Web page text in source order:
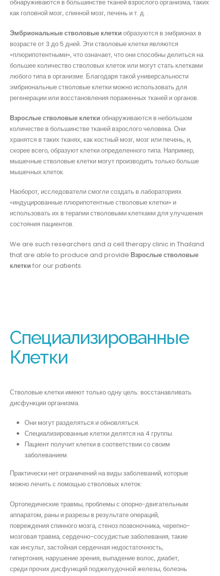
обнаруживаются в большинстве тканей взрослого организма, таких
как головной мозг, спинной мозг, печень и т. д. .
Эмбриональные стволовые клетки образуются в эмбрионах в
возрасте от 3 до 5 дней. Эти стволовые клетки являются
«плюрипотентными», что означает, что они способны делиться на
большее количество стволовых клеток или могут стать клетками
любого типа в организме. Благодаря такой универсальности
эмбриональные стволовые клетки можно использовать для
регенерации или восстановления пораженных тканей и органов.
Взрослые стволовые клетки обнаруживаются в небольшом
количестве в большинстве тканей взрослого человека. Они
хранятся в таких тканях, как костный мозг, мозг или печень, и,
скорее всего, образуют клетки определенного типа. Например,
мышечные стволовые клетки могут производить только больше
мышечных клеток.
Наоборот, исследователи смогли создать в лабораториях
«индуцированные плюрипотентные стволовые клетки» и
использовать их в терапии стволовыми клетками для улучшения
состояния пациентов.
We are such researchers and a cell therapy clinic in Thailand
that are able to produce and provide Взрослые стволовые
клетки for our patients.
Специализированные
Клетки
Стволовые клетки имеют только одну цель: восстанавливать
дисфункции организма.
Они могут разделяться и обновляться.
Специализированные клетки делятся на 4 группы.
Пациент получит клетки в соответствии со своим
заболеванием.
Практически нет ограничений на виды заболеваний, которые
можно лечить с помощью стволовых клеток:
Ортопедические травмы, проблемы с опорно-двигательным
аппаратом, раны и разрезы в результате операций,
повреждения спинного мозга, стеноз позвоночника, черепно-
мозговая травма, сердечно-сосудистые заболевания, такие
как инсульт, застойная сердечная недостаточность,
гипертония, нарушение зрения, выпадение волос, диабет,
среди прочих дисфункций поджелудочной железы, болезнь